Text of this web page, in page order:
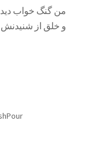
من گنگ خواب
و خلق از